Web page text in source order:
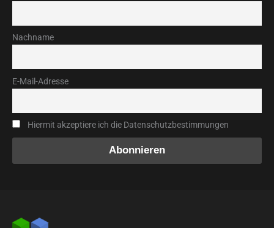
Nachname
E-Mail-Adresse
Hiermit akzeptiere ich die Datenschutzbestimmungen